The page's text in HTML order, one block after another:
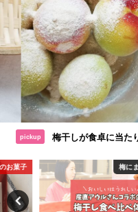
pickup 梅干しが食卓に当た
梅にまつわる豆